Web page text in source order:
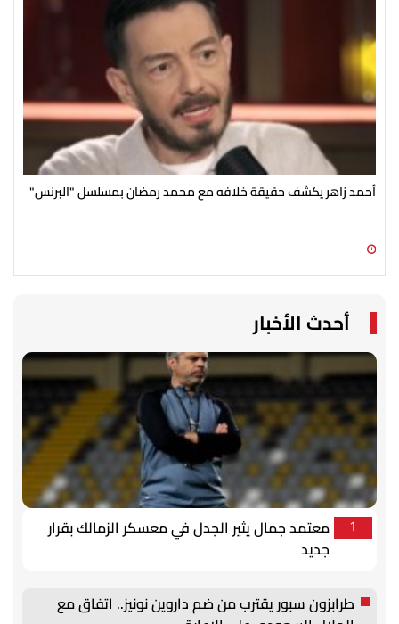
أحمد زاهر يكشف حقيقة خلافه مع محمد رمضان بمسلسل "البرنس"
أحدث الأخبار
1
معتمد جمال يثير الجدل في معسكر الزمالك بقرار
جديد
طرابزون سبور يقترب من ضم داروين نونيز.. اتفاق مع